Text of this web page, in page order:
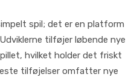
spil; det er en platform
tilføjer løbende nye
hvilket holder det friskt
tilføjelser omfatter nye